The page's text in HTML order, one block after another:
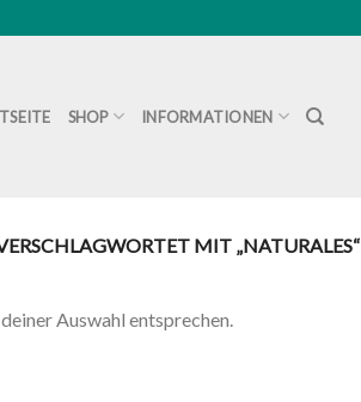
SHOP INFORMATIONEN
MIT „NATURALES“
Auswahl entsprechen.